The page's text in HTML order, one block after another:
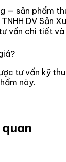
— sản phẩm
DV Sản
vấn chi tiết
tư vấn kỹ
này.